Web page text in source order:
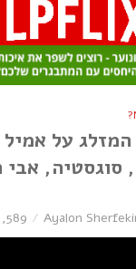
על אמיל
אבי
Ayalon
1,589